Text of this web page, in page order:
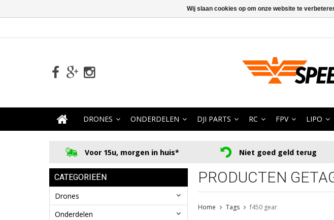
DRONES ONDERDELEN DJI PARTS RC FPV LIPO
Voor 15u, morgen in huis* Niet goed geld terug
CATEGORIEËN
Drones
Onderdelen
PRODUCTEN
Home Tags f450 gear
Wij slaan cookies op om onze website te